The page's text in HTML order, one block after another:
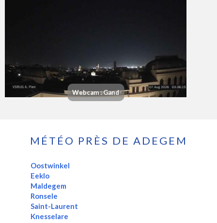
Webcam : Gand
MÉTÉO PRÈS DE ADEGEM
Oostwinkel
Eeklo
Maldegem
Ronsele
Saint-Laurent
Knesselare